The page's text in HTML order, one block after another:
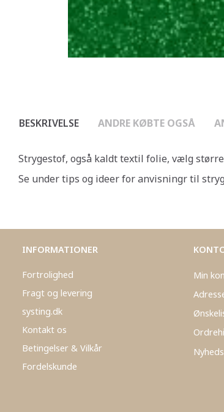
BESKRIVELSE ANDRE KØBTE OGSÅ
Strygestof, også kaldt textil folie, vælg
Se under tips og ideer for anvisningr til
INFORMATIONER
Fortrolighed
Fragt og levering
systing.dk
Kontakt os
Betingelser & Vilkår
Fordelskunde
Min